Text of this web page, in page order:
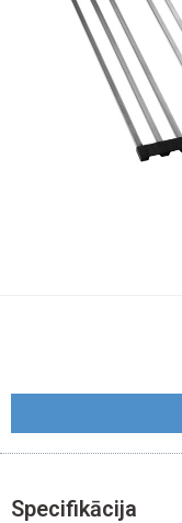
Specifikācija